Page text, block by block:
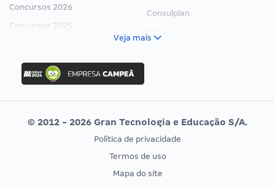
Concursos 2026
Concursos 2025
Concurso Ibama
Concurso MPU
Editais publicados
Consulplan
Vunesp
CONCURSOS POR PROFISSÃO
EXAME DE ORDEM
Veja mais
© 2012 - 2026 Gran Tecnologia e Educação S/A.
Política de privacidade
Termos de uso
Mapa do site